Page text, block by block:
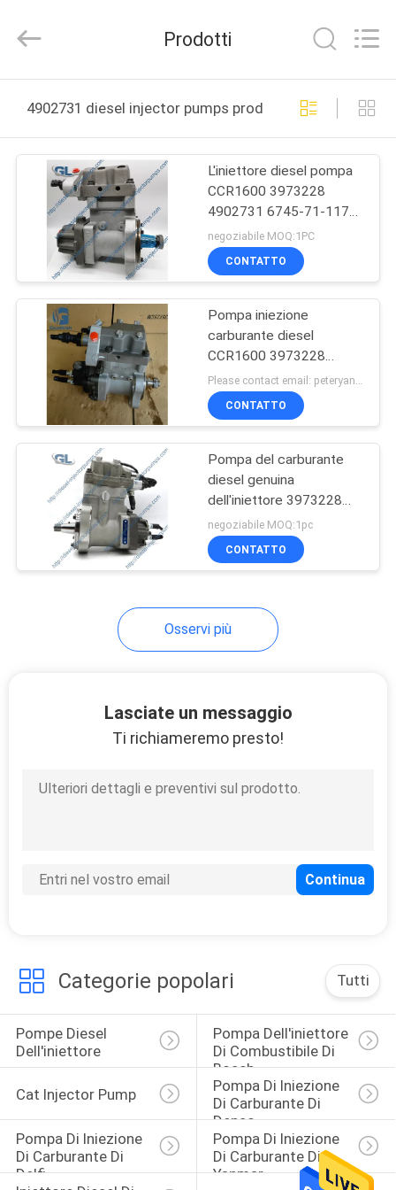
PRODOTTI
VIDEO
DI
VISITA
FABBRICA
CONTROLLO
DELLA
QUALITÀ
SITO
SULLA
Parts
All
Reserved.
Prodotti
4902731 diesel injector pumps produzione online
L'iniettore diesel pompa
CCR1600 3973228
4902731 6745-71-1170
per Cummins KOMATSU
negoziabile MOQ:1PC
CONTATTO
Pompa iniezione
carburante diesel
CCR1600 3973228
4902731 4902732
4921431 4954200
5594766 4954200
CONTATTO
Pompa del carburante
diesel genuina
dell'iniettore 3973228
4921431 4902731
4954200 per il motore di
Cummins QSC QSL
negoziabile MOQ:1pc
CONTATTO
Osservi più
Lasciate un messaggio
Ti richiameremo presto!
Categorie popolari Tutti
Pompe Diesel
Dell'iniettore
Pompa Dell'iniettore
Di Combustibile Di
Bosch
Cat Injector Pump
Pompa Di Iniezione
Di Carburante Di
Denso
Pompa Di Iniezione
Di Carburante Di
Delfi
Pompa Di Iniezione
Di Carburante Di
Yanmar